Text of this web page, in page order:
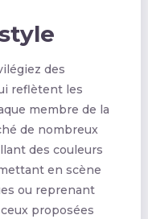
des
reflètent les
membre de la
de nombreux
des couleurs
en scène
ou reprenant
proposées